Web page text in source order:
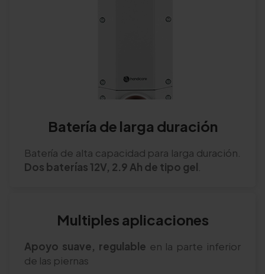
Batería de larga duración
Batería de alta capacidad para larga duración.
Dos baterías 12V, 2.9 Ah de tipo gel
Multiples aplicaciones
Apoyo suave, regulable en la parte inferior
de las piernas